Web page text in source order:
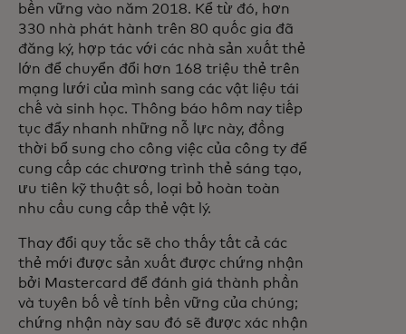
bền vững vào năm 2018. Kể từ đó, hơn
330 nhà phát hành trên 80 quốc gia đã
đăng ký, hợp tác với các nhà sản xuất thẻ
lớn để chuyển đổi hơn 168 triệu thẻ trên
mạng lưới của mình sang các vật liệu tái
chế và sinh học. Thông báo hôm nay tiếp
tục đẩy nhanh những nỗ lực này, đồng
thời bổ sung cho công việc của công ty để
cung cấp các chương trình thẻ sáng tạo,
ưu tiên kỹ thuật số, loại bỏ hoàn toàn
nhu cầu cung cấp thẻ vật lý.
Thay đổi quy tắc sẽ cho thấy tất cả các
thẻ mới được sản xuất được chứng nhận
bởi Mastercard để đánh giá thành phần
và tuyên bố về tính bền vững của chúng;
chứng nhận này sau đó sẽ được xác nhận